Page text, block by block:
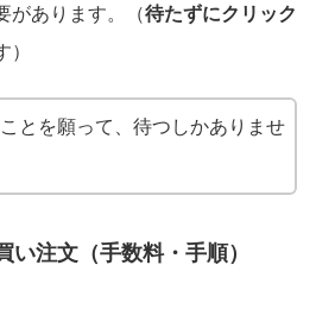
があります。（待たずにクリック
）
とを願って、待つしかありませ
い注文（手数料・手順）